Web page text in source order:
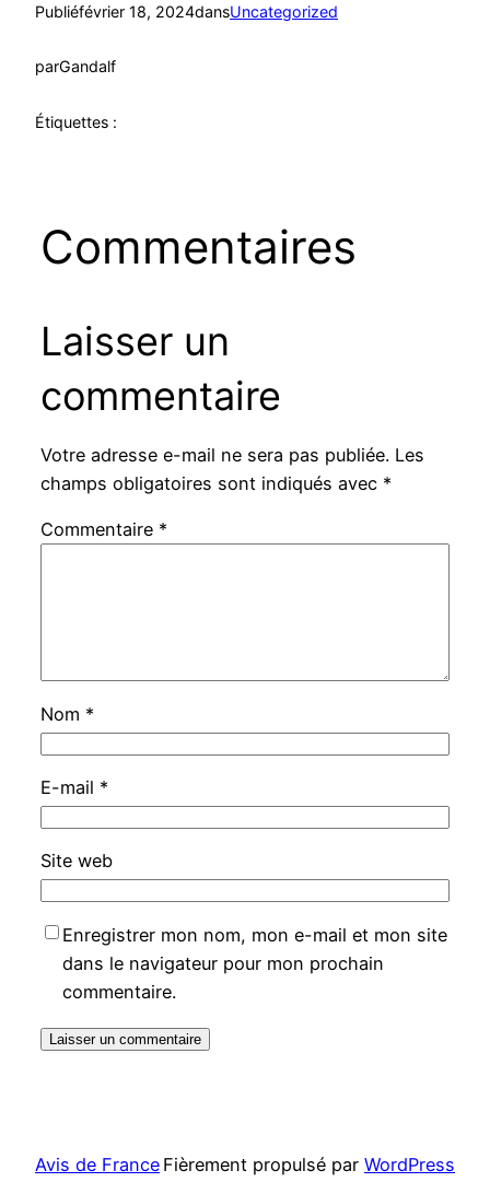
Publiéfévrier 18, 2024dansUncategorized
parGandalf
Étiquettes :
Commentaires
Laisser un
commentaire
Votre adresse e-mail ne sera pas publiée. Les
champs obligatoires sont indiqués avec *
Commentaire *
Nom *
E-mail *
Site web
Enregistrer mon nom, mon e-mail et mon site
dans le navigateur pour mon prochain
commentaire.
Avis de France Fièrement propulsé par WordPress